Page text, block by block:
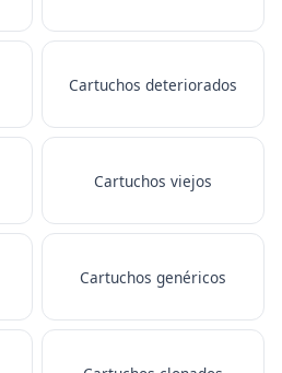
Cartuchos deteriorados
Cartuchos viejos
Cartuchos genéricos